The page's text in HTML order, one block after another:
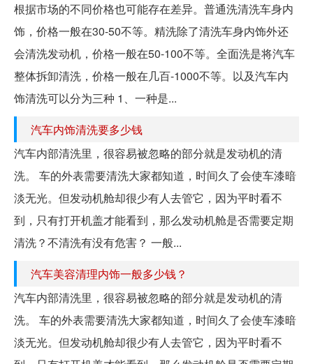
根据市场的不同价格也可能存在差异。普通洗清洗车身内
饰，价格一般在30-50不等。精洗除了清洗车身内饰外还
会清洗发动机，价格一般在50-100不等。全面洗是将汽车
整体拆卸清洗，价格一般在几百-1000不等。以及汽车内
饰清洗可以分为三种 1、一种是...
汽车内饰清洗要多少钱
汽车内部清洗里，很容易被忽略的部分就是发动机的清
洗。 车的外表需要清洗大家都知道，时间久了会使车漆暗
淡无光。但发动机舱却很少有人去管它，因为平时看不
到，只有打开机盖才能看到，那么发动机舱是否需要定期
清洗？不清洗有没有危害？ 一般...
汽车美容清理内饰一般多少钱？
汽车内部清洗里，很容易被忽略的部分就是发动机的清
洗。 车的外表需要清洗大家都知道，时间久了会使车漆暗
淡无光。但发动机舱却很少有人去管它，因为平时看不